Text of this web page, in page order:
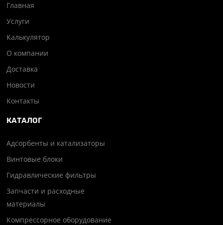
Главная
Услуги
Калькулятор
О компании
Доставка
Новости
Контакты
КАТАЛОГ
Адсорбенты и катализаторы
Винтовые блоки
Гидравлические фильтры
Запчасти и расходные
материалы
Компрессорное оборудование